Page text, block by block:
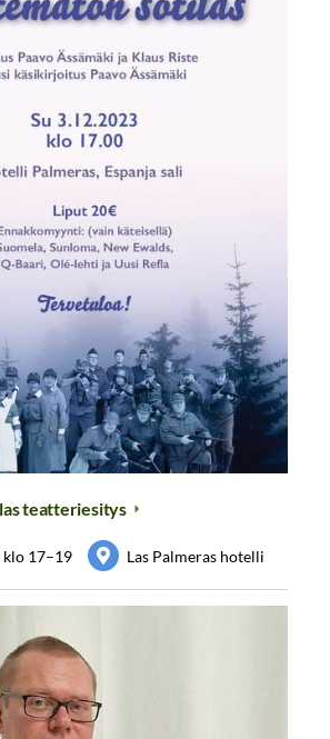
teatteriesitys
klo 17–19 Las Palmeras hotelli